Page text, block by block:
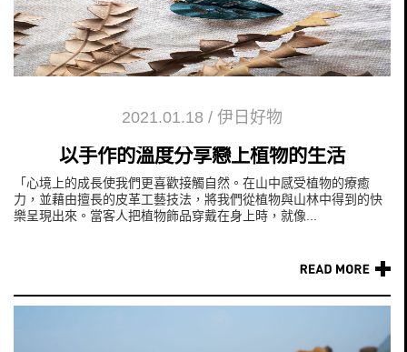
2021.01.18 / 伊日好物
以手作的溫度分享戀上植物的生活
「心境上的成長使我們更喜歡接觸自然。在山中感受植物的療癒
力，並藉由擅長的皮革工藝技法，將我們從植物與山林中得到的快
樂呈現出來。當客人把植物飾品穿戴在身上時，就像...